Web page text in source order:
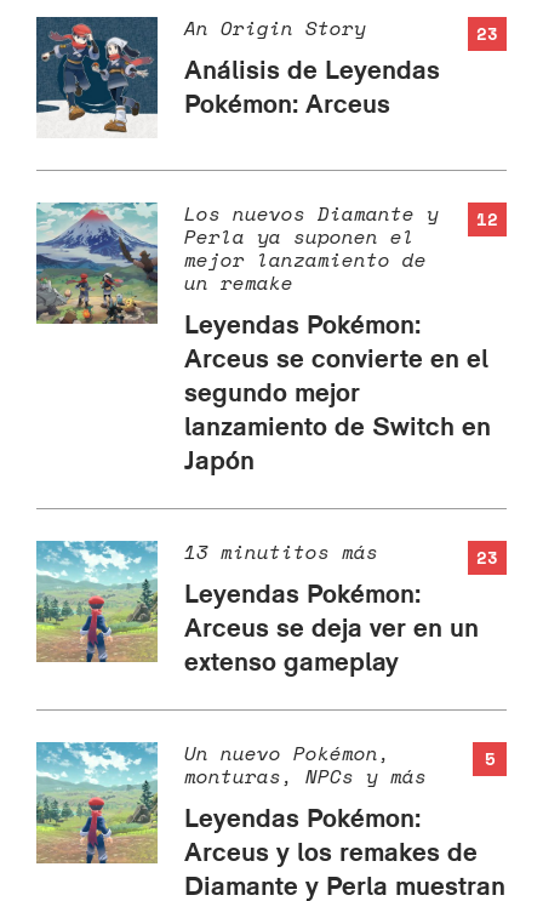
23
An Origin Story
Análisis de Leyendas
Pokémon: Arceus
12
Los nuevos Diamante y
Perla ya suponen el
mejor lanzamiento de
un remake
Leyendas Pokémon:
Arceus se convierte en el
segundo mejor
lanzamiento de Switch en
Japón
23
13 minutitos más
Leyendas Pokémon:
Arceus se deja ver en un
extenso gameplay
5
Un nuevo Pokémon,
monturas, NPCs y más
Leyendas Pokémon:
Arceus y los remakes de
Diamante y Perla muestran